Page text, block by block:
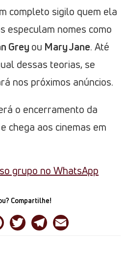
completo sigilo quem ela
especulam nomes como
Grey ou Mary Jane. Até
dessas teorias, se
nos próximos anúncios.
o encerramento da
chega aos cinemas em
grupo no WhatsApp
Compartilhe!